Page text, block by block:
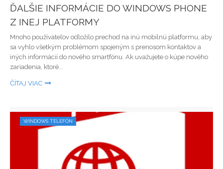
ĎALŠIE INFORMÁCIE DO WINDOWS PHONE
Z INEJ PLATFORMY
Mnoho používateľov odložilo prechod na inú mobilnú platformu, aby
sa vyhlo všetkým problémom spojeným s prenosom kontaktov a
iných informácií do nového smartfónu. Ak uvažujete o kúpe nového
zariadenia, ktoré...
ČÍTAJ VIAC
WINDOWS TELEFÓN